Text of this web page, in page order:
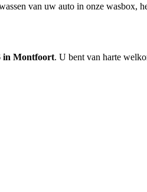
van uw auto in onze wasbox,
in Montfoort. U bent van harte